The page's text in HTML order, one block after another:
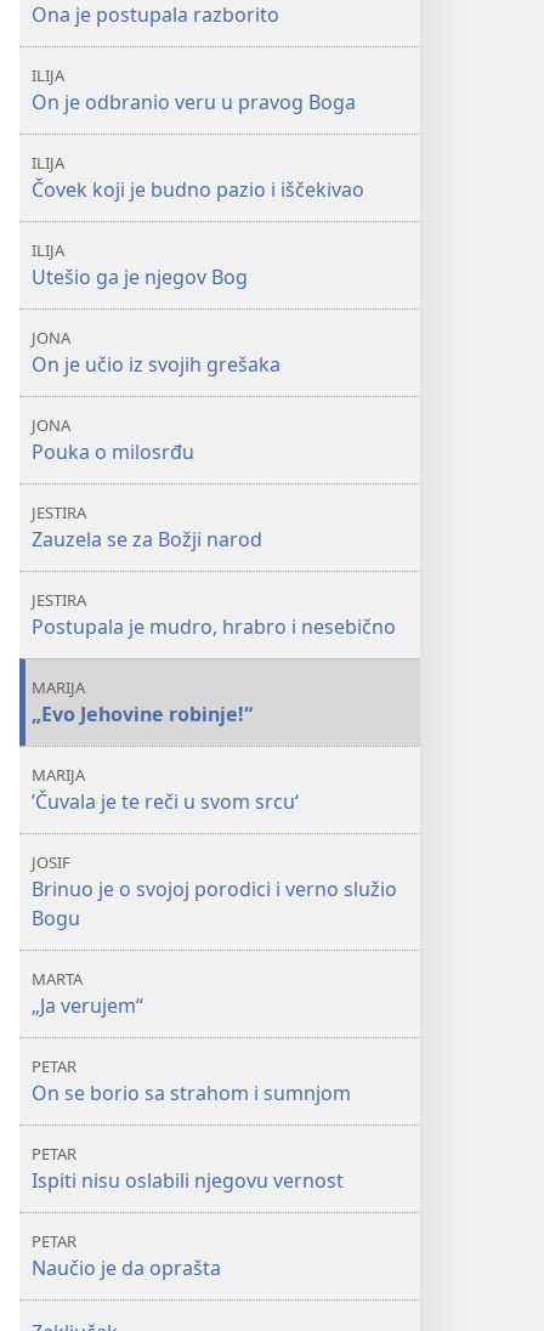
Ona je postupala razborito
ILIJA
On je odbranio veru u pravog Boga
ILIJA
Čovek koji je budno pazio i iščekivao
ILIJA
Utešio ga je njegov Bog
JONA
On je učio iz svojih grešaka
JONA
Pouka o milosrđu
JESTIRA
Zauzela se za Božji narod
JESTIRA
Postupala je mudro, hrabro i nesebično
MARIJA
„Evo Jehovine robinje!“
MARIJA
’Čuvala je te reči u svom srcu‘
JOSIF
Brinuo je o svojoj porodici i verno služio
Bogu
MARTA
„Ja verujem“
PETAR
On se borio sa strahom i sumnjom
PETAR
Ispiti nisu oslabili njegovu vernost
PETAR
Naučio je da oprašta